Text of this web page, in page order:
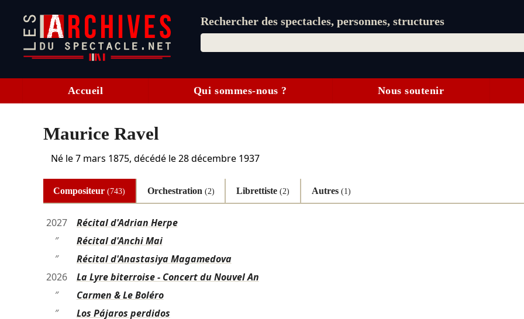
Rechercher des spectacles, personnes, structures
Accueil Qui sommes-nous ? Nous soutenir
Maurice Ravel
Né le7 mars 1875, décédé le28 décembre 1937
Compositeur(743) Orchestration (2) Librettiste(2) Autres (1)
2027
Récital d'Adrian Herpe
″
Récital d'Anchi Mai
″
Récital d'Anastasiya Magamedova
2026
La Lyre biterroise - Concert du Nouvel An
″
Carmen & Le Boléro
″
Los Pájaros perdidos